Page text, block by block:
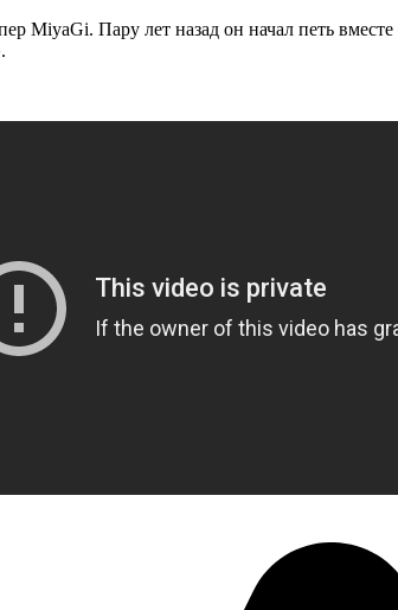
MiyaGi. Пару лет назад он начал петь